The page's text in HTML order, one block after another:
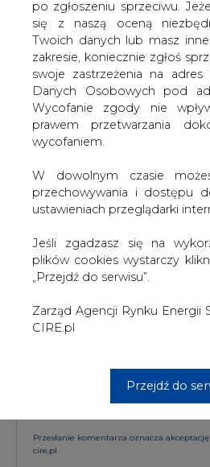
po zgłoszeniu sprzeciwu.
się z naszą oceną
Twoich danych lub masz
zakresie, koniecznie zgłoś
swoje zastrzeżenia na
Danych Osobowych pod
Wycofanie zgody nie
prawem przetwarzania
wycofaniem.
W dowolnym czasie
przechowywania i dostępu
ustawieniach przeglądarki
Jeśli zgadzasz się na
plików cookies wystarczy
„Przejdź do serwisu”.
Zarząd Agencji Rynku Energii
CIRE.pl
Przejdź do
uzyskanie odpowiednich
#Gazownictwo #kraj
Artykuł powstał bez wsparcia
Wydawca portalu CIRE zgadza się
szkoleń treningowych LLM.
KOMENTARZE
Przesłanie komentarza oznacza
cire.pl